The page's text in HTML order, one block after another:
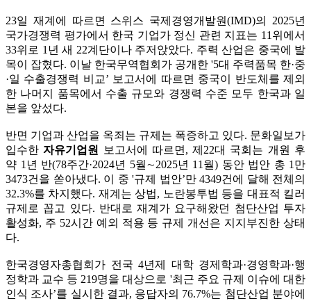
23일 재계에 따르면 스위스 국제경영개발원(IMD)의 2025년
국가경쟁력 평가에서 한국 기업가 정신 관련 지표는 11위에서
33위로 1년 새 22계단이나 주저앉았다. 주력 산업은 중국에 발
목이 잡혔다. 이날 한국무역협회가 공개한 '5대 주력품목 한·중
·일 수출경쟁력 비교’ 보고서에 따르면 중국이 반도체를 제외
한 나머지 품목에서 수출 규모와 경쟁력 수준 모두 한국과 일
본을 앞섰다.
반면 기업과 산업을 옥죄는 규제는 폭증하고 있다. 문화일보가
입수한자유기업원
보고서에 따르면, 제22대 국회는 개원 후
약 1년 반(78주간·2024년 5월∼2025년 11월) 동안 법안 총 1만
3473건을 쏟아냈다. 이 중 '규제 법안’만 4349건에 달해 전체의
32.3%를 차지했다. 재계는 상법, 노란봉투법 등을 대표적 킬러
규제로 꼽고 있다. 반대로 재계가 요구해왔던 첨단산업 투자
활성화, 주 52시간 예외 적용 등 규제 개선은 지지부진한 상태
다.
한국경영자총협회가 전국 4년제 대학 경제학과·경영학과·행
정학과 교수 등 219명을 대상으로 '최근 주요 규제 이슈에 대한
인식 조사’를 실시한 결과, 응답자의 76.7%는 첨단산업 분야에